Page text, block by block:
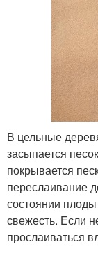
В цельные
засыпается
покрывается
переслаивание
состоянии
свежесть. Если
прослаиваться